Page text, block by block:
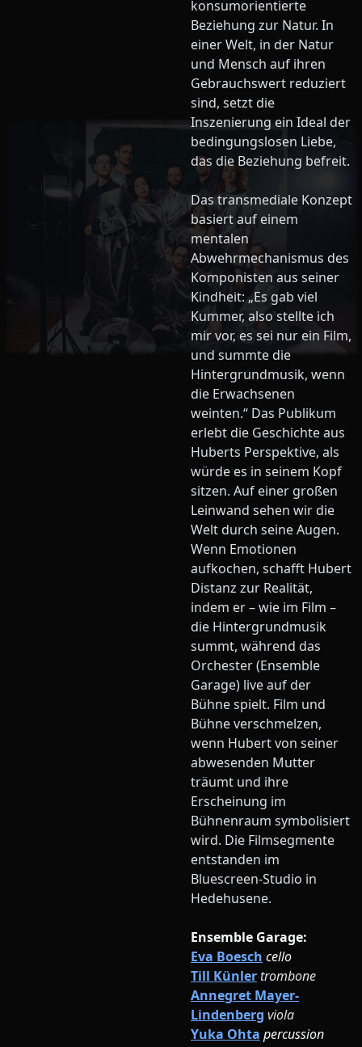
konsumorientierte
Beziehung zur Natur. In
einer Welt, in der Natur
und Mensch auf ihren
Gebrauchswert reduziert
sind, setzt die
Inszenierung ein Ideal der
bedingungslosen Liebe,
das die Beziehung befreit.
Das transmediale Konzept
basiert auf einem
mentalen
Abwehrmechanismus des
Komponisten aus seiner
Kindheit: „Es gab viel
Kummer, also stellte ich
mir vor, es sei nur ein Film,
und summte die
Hintergrundmusik, wenn
die Erwachsenen
weinten.“ Das Publikum
erlebt die Geschichte aus
Huberts Perspektive, als
würde es in seinem Kopf
sitzen. Auf einer großen
Leinwand sehen wir die
Welt durch seine Augen.
Wenn Emotionen
aufkochen, schafft Hubert
Distanz zur Realität,
indem er – wie im Film –
die Hintergrundmusik
summt, während das
Orchester (Ensemble
Garage) live auf der
Bühne spielt. Film und
Bühne verschmelzen,
wenn Hubert von seiner
abwesenden Mutter
träumt und ihre
Erscheinung im
Bühnenraum symbolisiert
wird. Die Filmsegmente
entstanden im
Bluescreen-Studio in
Hedehusene.
Ensemble Garage:
Eva Boesch cello
Till Künlertrombone
Annegret Mayer-
Lindenberg viola
Yuka Ohta percussion